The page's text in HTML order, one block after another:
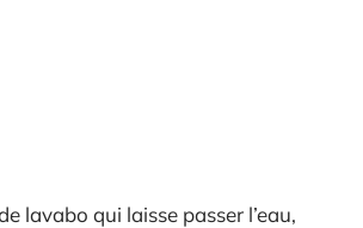
lavabo qui laisse passer l’eau,